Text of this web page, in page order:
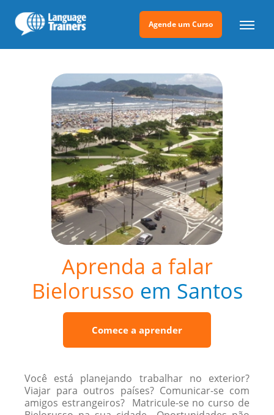
Agende um Curso
Aprenda a falar
Bielorusso em Santos
Comece a aprender
Você está planejando trabalhar no exterior?
Viajar para outros países? Comunicar-se com
amigos estrangeiros? Matricule-se no curso de